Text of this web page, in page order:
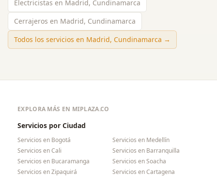
Electricistas en Madrid, Cundinamarca
Cerrajeros en Madrid, Cundinamarca
Todos los servicios en Madrid, Cundinamarca →
EXPLORA MÁS EN MIPLAZA.CO
Servicios por Ciudad
Servicios en Bogotá Servicios en Medellín
Servicios enCali Servicios en Barranquilla
Servicios en Bucaramanga Servicios enSoacha
Servicios enZipaquirá Servicios enCartagena